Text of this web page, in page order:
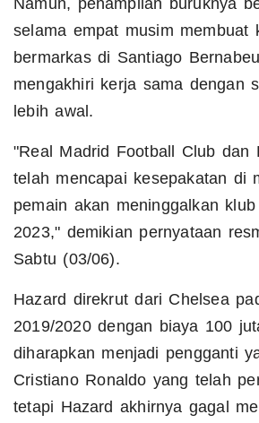
selama empat musim membuat
bermarkas di Santiago
mengakhiri kerja sama dengan
lebih awal.
"Real Madrid Football Club dan
telah mencapai kesepakatan di
pemain akan meninggalkan
2023," demikian pernyataan
Sabtu (03/06).
Hazard direkrut dari Chelsea
2019/2020 dengan biaya 100
diharapkan menjadi pengganti
Cristiano Ronaldo yang telah
tetapi Hazard akhirnya gagal